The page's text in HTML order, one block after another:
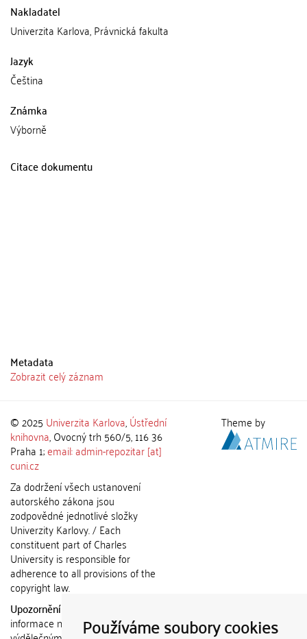
Používáme soubory cookies
Nakladatel
Univerzita Karlova, Právnická fakulta
Jazyk
Čeština
Známka
Výborně
Citace dokumentu
Metadata
Zobrazit celý záznam
© 2025 Univerzita Karlova,Ústřední
knihovna, Ovocný trh 560/5, 116 36
Praha 1;email: admin-repozitar [at]
cuni.cz
Za dodržení všech ustanovení
autorského zákona jsou
zodpovědné jednotlivé složky
Univerzity Karlovy. / Each
constituent part of Charles
University is responsible for
adherence to all provisions of the
copyright law.
Upozornění / Notice:
informace nemohou být použity k
Theme by